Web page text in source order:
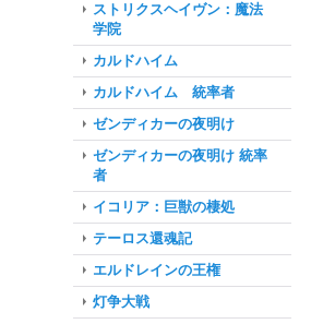
ストリクスヘイヴン：魔法
学院
カルドハイム
カルドハイム 統率者
ゼンディカーの夜明け
ゼンディカーの夜明け 統率
者
イコリア：巨獣の棲処
テーロス還魂記
エルドレインの王権
灯争大戦